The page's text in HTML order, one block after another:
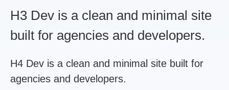
H3 Dev is a clean and minimal site
built for agencies and developers.
H4 Dev is a clean and minimal site built for
agencies and developers.